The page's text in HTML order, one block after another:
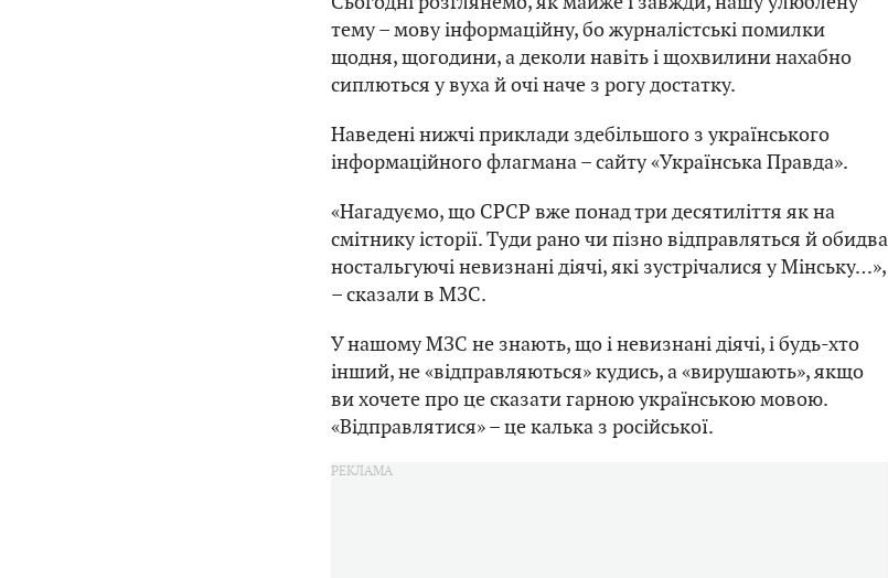
тему – мову інформаційну, бо журналістські помилки
щодня, щогодини, а деколи навіть і щохвилини нахабно
сиплються у вуха й очі наче з рогу достатку.
Наведені нижчі приклади здебільшого з українського
інформаційного флагмана – сайту «Українська Правда».
«Нагадуємо, що СРСР вже понад три десятиліття як на
смітнику історії. Туди рано чи пізно відправляться й обидва
ностальгуючі невизнані діячі, які зустрічалися у Мінську…»,
– сказали в МЗС.
У нашому МЗС не знають, що і невизнані діячі, і будь-хто
інший, не «відправляються» кудись, а «вирушають», якщо
ви хочете про це сказати гарною українською мовою.
«Відправлятися» – це калька з російської.